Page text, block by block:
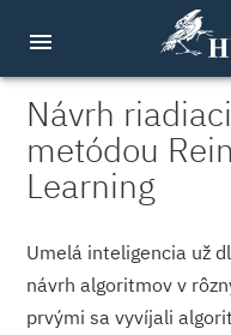
menu
Návrh
metódou
Learning
Umelá inteligencia už
návrh algoritmov v
prvými sa vyvíjali